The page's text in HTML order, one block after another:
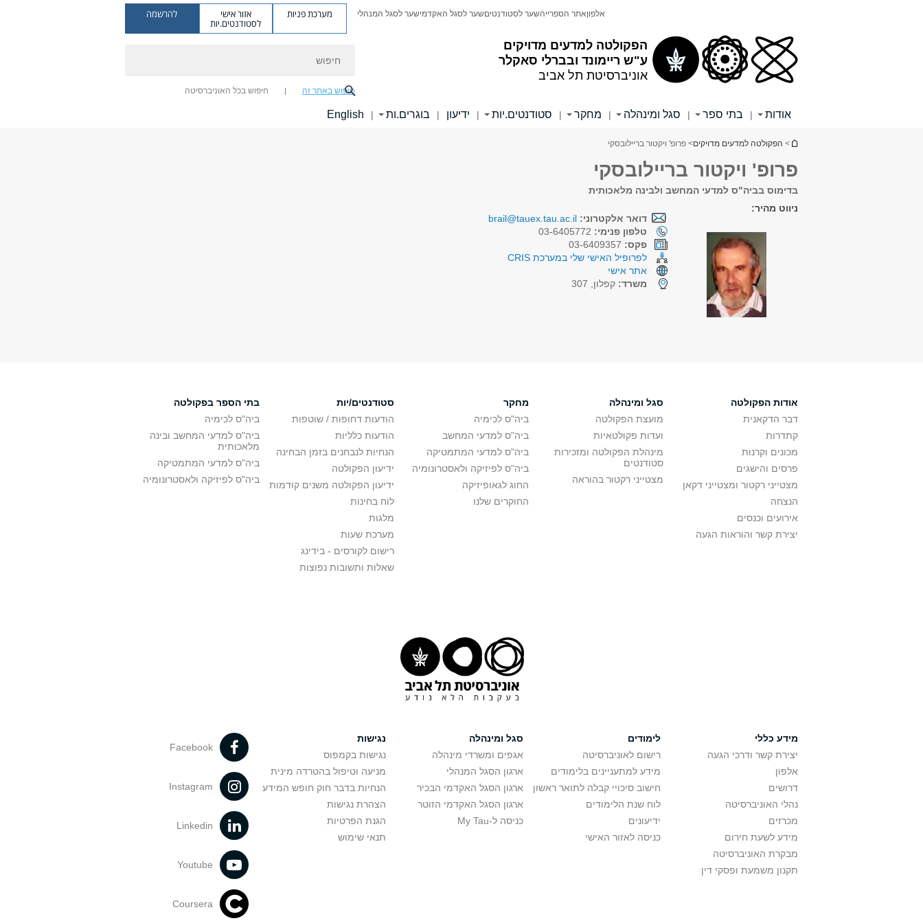
הפקולטה למדעים מדויקים
ע"ש ריימונד ובברלי סאקלר
אוניברסיטת תל אביב
אלפוןאתר הספרייהשער לסטודנטיםשער לסגל האקדמישער לסגל המנהלי מערכת פניות אזור אישי
לסטודנטים.יות
להרשמה
חיפוש באתר זה חיפוש בכל האוניברסיטה
אודות | בתי ספר | סגל ומינהלה | מחקר | סטודנטים.יות | ידיעון | בוגרים.ות |
English
הינך נמצא כאן
> הפקולטה למדעים מדויקים> פרופ' ויקטור בריילובסקי
פרופ' ויקטור בריילובסקי
בדימוס בביה"ס למדעי המחשב ולבינה מלאכותית
ניווט מהיר:
דואר אלקטרוני: brail@tauex.tau.ac.il
טלפון פנימי:
פקס:
לפרופיל האישי שלי במערכת CRIS
אתר אישי
משרד: קפלון, 307
אודות הפקולטה
דבר הדקאנית
קתדרות
מכונים וקרנות
פרסים והישגים
מצטייני רקטור ומצטייני דקאן
הנצחה
אירועים וכנסים
יצירת קשר והוראות הגעה
סגל ומינהלה
מועצת הפקולטה
ועדות פקולטאיות
מינהלת הפקולטה ומזכירות
סטודנטים
מצטייני רקטור בהוראה
מחקר
ביה"ס לכימיה
ביה"ס למדעי המחשב
ביה"ס למדעי המתמטיקה
ביה"ס לפיזיקה ולאסטרונומיה
החוג לגאופיזיקה
החוקרים שלנו
סטודנטים/יות
הודעות דחופות / שוטפות
הודעות כלליות
הנחיות לנבחנים בזמן הבחינה
ידיעון הפקולטה
ידיעון הפקולטה משנים קודמות
לוח בחינות
מלגות
מערכת שעות
רישום לקורסים - בידינג
שאלות ותשובות נפוצות
בתי הספר בפקולטה
ביה"ס לכימיה
ביה"ס למדעי המחשב ובינה
מלאכותית
ביה"ס למדעי המתמטיקה
ביה"ס לפיזיקה ולאסטרונומיה
מידע כללי
יצירת קשר ודרכי הגעה
אלפון
דרושים
נהלי האוניברסיטה
מכרזים
מידע לשעת חירום
מבקרת האוניברסיטה
תקנון משמעת ופסקי דין
לימודים
רישום לאוניברסיטה
מידע למתעניינים בלימודים
חישוב סיכויי קבלה לתואר ראשון
לוח שנת הלימודים
ידיעונים
כניסה לאזור האישי
סגל ומינהלה
אגפים ומשרדי מינהלה
ארגון הסגל המנהלי
ארגון הסגל האקדמי הבכיר
ארגון הסגל האקדמי הזוטר
כניסה ל-My Tau
נגישות
נגישות בקמפוס
מניעה וטיפול בהטרדה מינית
הנחיות בדבר חוק חופש המידע
הצהרת נגישות
הגנת הפרטיות
תנאי שימוש
Facebook
Instagram
Linkedin
Youtube
Coursera